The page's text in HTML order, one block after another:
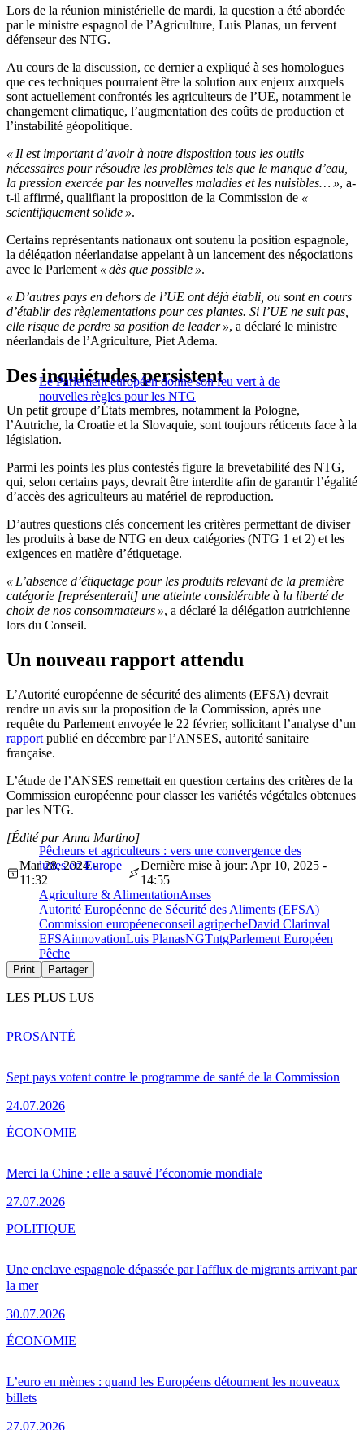
Lors de la réunion ministérielle de mardi, la question a été abordée
par le ministre espagnol de l’Agriculture, Luis Planas, un fervent
défenseur des NTG.
Au cours de la discussion, ce dernier a expliqué à ses homologues
que ces techniques pourraient être la solution aux enjeux auxquels
sont actuellement confrontés les agriculteurs de l’UE, notamment le
changement climatique, l’augmentation des coûts de production et
l’instabilité géopolitique.
« Il est important d’avoir à notre disposition tous les outils
nécessaires pour résoudre les problèmes tels que le manque d’eau,
la pression exercée par les nouvelles maladies et les nuisibles… », a-
t-il affirmé, qualifiant la proposition de la Commission de «
scientifiquement solide ».
Certains représentants nationaux ont soutenu la position espagnole,
la délégation néerlandaise appelant à un lancement des négociations
avec le Parlement « dès que possible ».
« D’autres pays en dehors de l’UE ont déjà établi, ou sont en cours
d’établir des règlementations pour ces plantes. Si l’UE ne suit pas,
elle risque de perdre sa position de leader », a déclaré le ministre
néerlandais de l’Agriculture, Piet Adema.
Le Parlement européen donne son feu vert à de
nouvelles règles pour les NTG
Des inquiétudes persistent
Un petit groupe d’États membres, notamment la Pologne,
l’Autriche, la Croatie et la Slovaquie, sont toujours réticents face à la
législation.
Parmi les points les plus contestés figure la brevetabilité des NTG,
qui, selon certains pays, devrait être interdite afin de garantir l’égalité
d’accès des agriculteurs au matériel de reproduction.
D’autres questions clés concernent les critères permettant de diviser
les produits à base de NTG en deux catégories (NTG 1 et 2) et les
exigences en matière d’étiquetage.
« L’absence d’étiquetage pour les produits relevant de la première
catégorie [représenterait] une atteinte considérable à la liberté de
choix de nos consommateurs », a déclaré la délégation autrichienne
lors du Conseil.
Un nouveau rapport attendu
L’Autorité européenne de sécurité des aliments (EFSA) devrait
rendre un avis sur la proposition de la Commission, après une
requête du Parlement envoyée le 22 février, sollicitant l’analyse d’un
rapport publié en décembre par l’ANSES, autorité sanitaire
française.
L’étude de l’ANSES remettait en question certains des critères de la
Commission européenne pour classer les variétés végétales obtenues
par les NTG.
Pêcheurs et agriculteurs : vers une convergence des
luttes en Europe
[Édité par Anna Martino]
Mar 28, 2024 -
11:32
Dernière mise à jour: Apr 10, 2025 -
14:55
Agriculture & AlimentationAnses
Autorité Européenne de Sécurité des Aliments (EFSA)
Commission européeneconseil agripecheDavid Clarinval
EFSAinnovationLuis PlanasNGTntgParlement Européen
Pêche
Print Partager
LES PLUS LUS
Sept pays votent contre le programme de santé de la Commission
24.07.2026
PROSANTÉ
Merci la Chine : elle a sauvé l’économie mondiale
27.07.2026
ÉCONOMIE
Une enclave espagnole dépassée par l'afflux de migrants arrivant par
la mer
30.07.2026
POLITIQUE
L’euro en mèmes : quand les Européens détournent les nouveaux
billets
27.07.2026
ÉCONOMIE